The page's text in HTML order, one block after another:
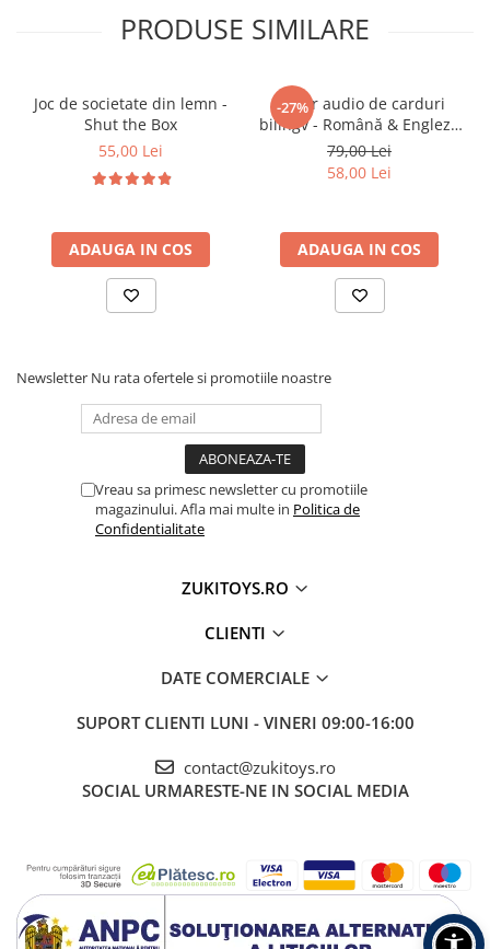
Dezvoltaabilitatile senzorialeprin texturi,
Creeaza un spatiu sigur si confortabil pentru
primele miscari si descoperiri.
Ideal pentru:
Bebeluși de la
, in special pentru perioada
de tummy time.
calatorii.
Cadou practic si dragut pentru parinti si nou-
PRODUSE SIMILARE
Joc de societate din lemn -
Shut the Box
55,00 Lei
ADAUGA IN COS
-27%
Cititor audio de carduri
bilingv - Română & Engleză
Albastru (224 carduri / 448
cuvinte)
79,00 Lei
58,00 Lei
ADAUGA IN COS
Newsletter Nu rata ofertele si promotiile noastre
Vreau sa primesc newsletter cu promotiile
magazinului. Afla mai multe in Politica de
Confidentialitate
ZUKITOYS.RO
CLIENTI
DATE COMERCIALE
SUPORT CLIENTI LUNI - VINERI 09:00-16:00
contact@zukitoys.ro
SOCIAL URMARESTE-NE IN SOCIAL MEDIA